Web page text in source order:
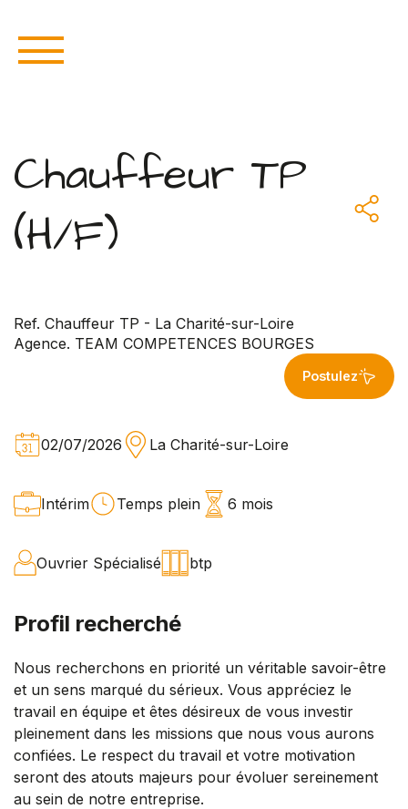
Chauffeur TP
(H/F)
Ref. Chauffeur TP - La Charité-sur-Loire
Agence. TEAM COMPETENCES BOURGES
Postulez
02/07/2026 La Charité-sur-Loire
Intérim Temps plein 6 mois
Ouvrier Spécialisé btp
Profil recherché
Nous recherchons en priorité un véritable savoir-être
et un sens marqué du sérieux. Vous appréciez le
travail en équipe et êtes désireux de vous investir
pleinement dans les missions que nous vous aurons
confiées. Le respect du travail et votre motivation
seront des atouts majeurs pour évoluer sereinement
au sein de notre entreprise.